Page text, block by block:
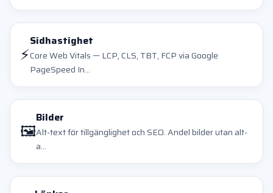
⚡
Sidhastighet
Core Web Vitals — LCP, CLS, TBT, FCP via Google
PageSpeed In...
🖼️
Bilder
Alt-text för tillgänglighet och SEO. Andel bilder utan alt-
a...